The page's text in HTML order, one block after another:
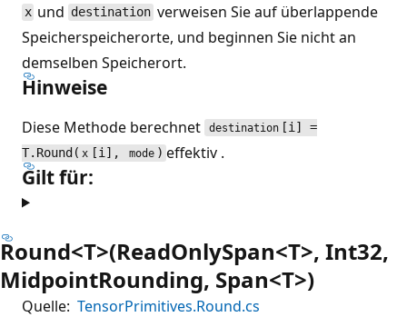
x und destination verweisen Sie auf überlappende
Speicherspeicherorte, und beginnen Sie nicht an
demselben Speicherort.
Hinweise
Diese Methode berechnet destination [i] =
T.Round( x [i], mode ) effektiv .
Gilt für:
Round<T>(ReadOnlySpan<T>, Int32,
MidpointRounding, Span<T>)
Quelle: TensorPrimitives.Round.cs